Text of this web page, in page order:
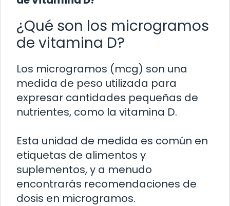
¿Qué son los microgramos
de vitamina D?
Los microgramos (mcg) son una
medida de peso utilizada para
expresar cantidades pequeñas de
nutrientes, como la vitamina D.
Esta unidad de medida es común en
etiquetas de alimentos y
suplementos, y a menudo
encontrarás recomendaciones de
dosis en microgramos.